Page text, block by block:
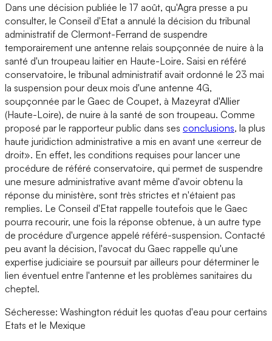
Dans une décision publiée le 17 août, qu'Agra presse a pu
consulter, le Conseil d'Etat a annulé la décision du tribunal
administratif de Clermont-Ferrand de suspendre
temporairement une antenne relais soupçonnée de nuire à la
santé d'un troupeau laitier en Haute-Loire. Saisi en référé
conservatoire, le tribunal administratif avait ordonné le 23 mai
la suspension pour deux mois d'une antenne 4G,
soupçonnée par le Gaec de Coupet, à Mazeyrat d'Allier
(Haute-Loire), de nuire à la santé de son troupeau. Comme
proposé par le rapporteur public dans ses conclusions, la plus
haute juridiction administrative a mis en avant une «erreur de
droit». En effet, les conditions requises pour lancer une
procédure de référé conservatoire, qui permet de suspendre
une mesure administrative avant même d'avoir obtenu la
réponse du ministère, sont très strictes et n'étaient pas
remplies. Le Conseil d'Etat rappelle toutefois que le Gaec
pourra recourir, une fois la réponse obtenue, à un autre type
de procédure d'urgence appelé référé-suspension. Contacté
peu avant la décision, l'avocat du Gaec rappelle qu'une
expertise judiciaire se poursuit par ailleurs pour déterminer le
lien éventuel entre l'antenne et les problèmes sanitaires du
cheptel.
Sécheresse: Washington réduit les quotas d'eau pour certains
Etats et le Mexique